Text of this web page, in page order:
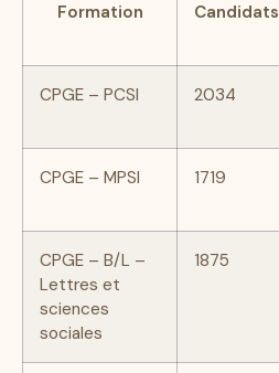
Formation Candidats
CPGE – PCSI 2034
CPGE – MPSI 1719
CPGE – B/L –
Lettres et
sciences
sociales
1875